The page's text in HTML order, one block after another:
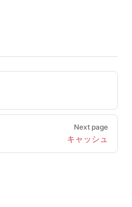
Next page
キャッシュ